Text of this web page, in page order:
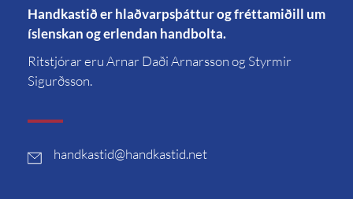
Handkastið er hlaðvarpsþáttur og fréttamiðill um
íslenskan og erlendan handbolta.
Ritstjórar eru Arnar Daði Arnarsson og Styrmir
Sigurðsson.
handkastid@handkastid.net